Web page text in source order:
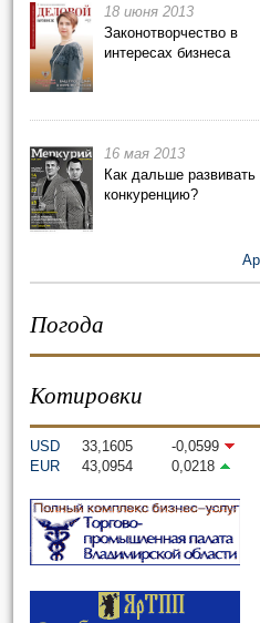
18 июня 2013
Законотворчество в
интересах бизнеса
16 мая 2013
Как дальше развивать
конкуренцию?
Погода
Котировки
USD 33,1605
-0,0599
EUR
43,0954 0,0218